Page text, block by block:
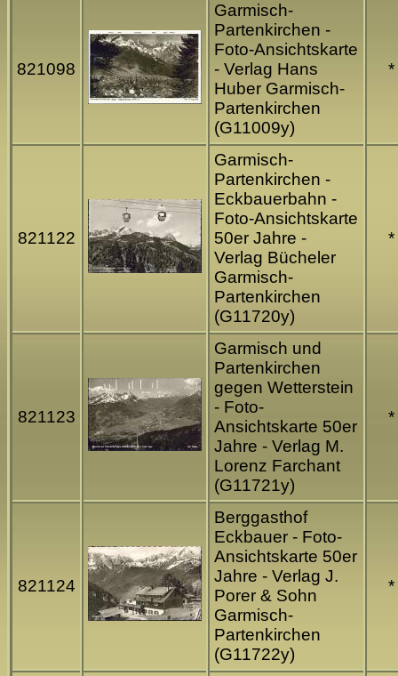
821098
Garmisch-
Partenkirchen -
Foto-Ansichtskarte
- Verlag Hans
Huber Garmisch-
Partenkirchen
(G11009y)
*
821122
Garmisch-
Partenkirchen -
Eckbauerbahn -
Foto-Ansichtskarte
50er Jahre -
Verlag Bücheler
Garmisch-
Partenkirchen
(G11720y)
*
821123
Garmisch und
Partenkirchen
gegen Wetterstein
- Foto-
Ansichtskarte 50er
Jahre - Verlag M.
Lorenz Farchant
(G11721y)
*
821124
Berggasthof
Eckbauer - Foto-
Ansichtskarte 50er
Jahre - Verlag J.
Porer & Sohn
Garmisch-
Partenkirchen
(G11722y)
*